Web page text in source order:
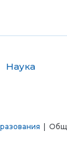
Наука
|